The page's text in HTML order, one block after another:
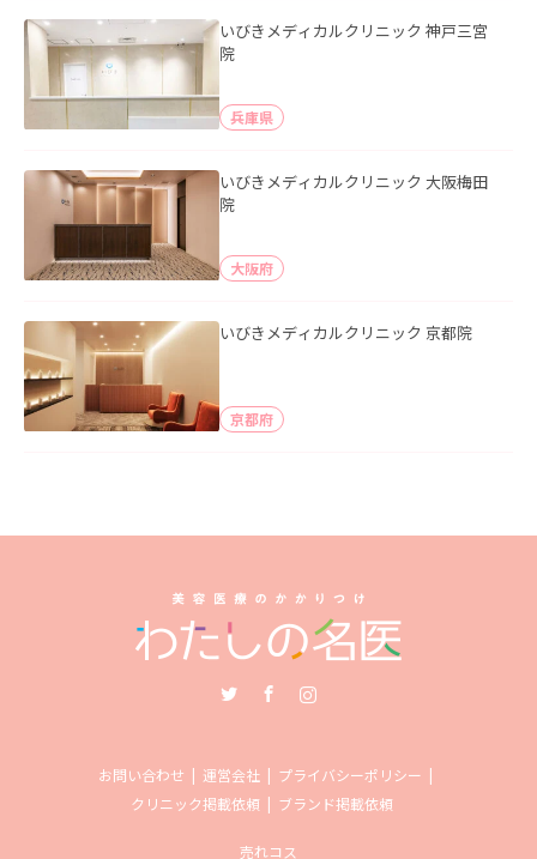
いびきメディカルクリニック 神戸三宮
院
兵庫県
いびきメディカルクリニック 大阪梅田
院
大阪府
いびきメディカルクリニック 京都院
京都府
お問い合わせ 運営会社
プライバシーポリシー
クリニック掲載依頼
ブランド掲載依頼
売れコス